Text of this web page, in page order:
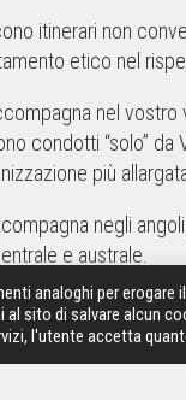
itinerari non
etico nel
nel vostro
condotti “solo”
più
negli
e australe.
di quanto
analoghi per erogare
sito di salvare alcun
l'utente accetta